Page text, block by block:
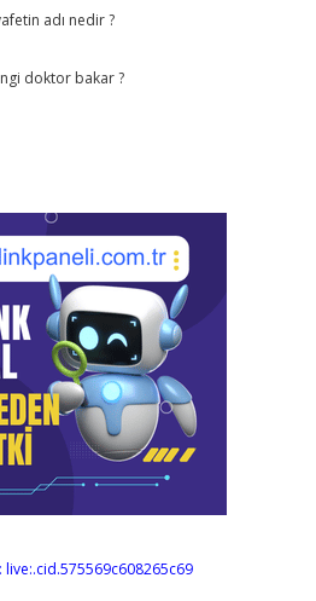
adı nedir ?
doktor bakar ?
live:.cid.575569c608265c69